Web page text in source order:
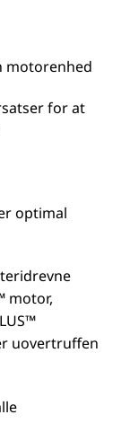
motorenhed
for at
optimal
motor,
uovertruffen